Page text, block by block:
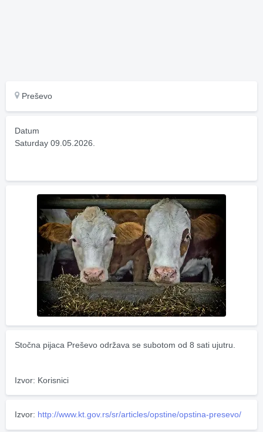
Preševo
Datum
Saturday 09.05.2026.
Stočna pijaca Preševo održava se subotom od 8 sati ujutru.
Izvor: Korisnici
Izvor: http://www.kt.gov.rs/sr/articles/opstine/opstina-presevo/